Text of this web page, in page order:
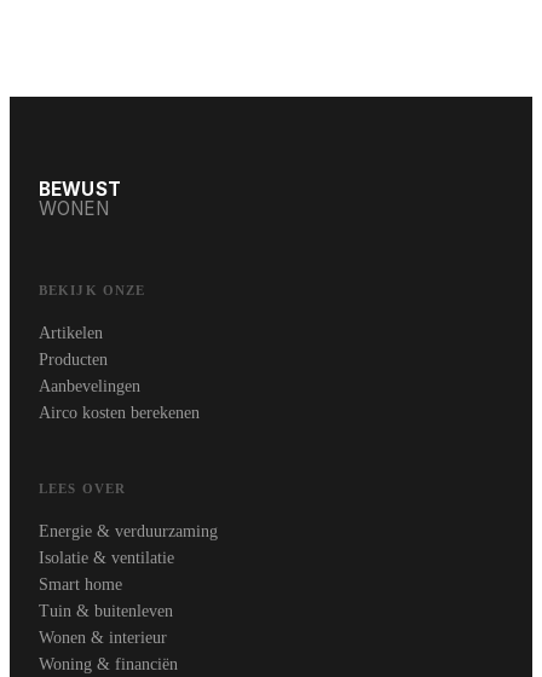
BEWUST
WONEN
BEKIJK ONZE
Artikelen
Producten
Aanbevelingen
Airco kosten berekenen
LEES OVER
Energie & verduurzaming
Isolatie & ventilatie
Smart home
Tuin & buitenleven
Wonen & interieur
Woning & financiën